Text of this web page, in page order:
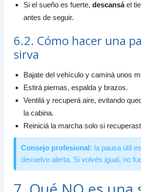
Si el sueño es fuerte, descansáel
antes de seguir.
6.2. Cómo hacer una
sirva
Bajate del vehículo y caminá unos
Estirá piernas, espalda y brazos.
Ventilá y recuperá aire, evitando
la cabina.
Reiniciá la marcha solo si
Consejo profesional: la pausa útil
devuelve alerta. Si volvés igual, no